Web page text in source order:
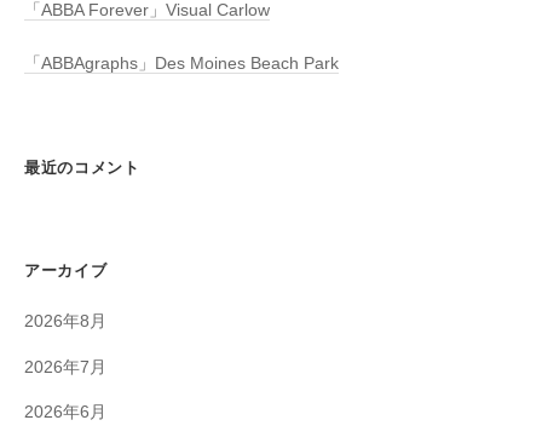
「ABBA Forever」Visual Carlow
「ABBAgraphs」Des Moines Beach Park
最近のコメント
アーカイブ
2026年8月
2026年7月
2026年6月